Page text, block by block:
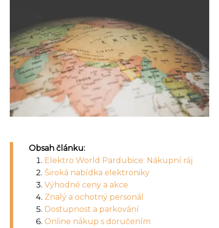
Obsah článku:
Elektro World Pardubice: Nákupní ráj
Široká nabídka elektroniky
Výhodné ceny a akce
Znalý a ochotný personál
Dostupnost a parkování
Online nákup s doručením